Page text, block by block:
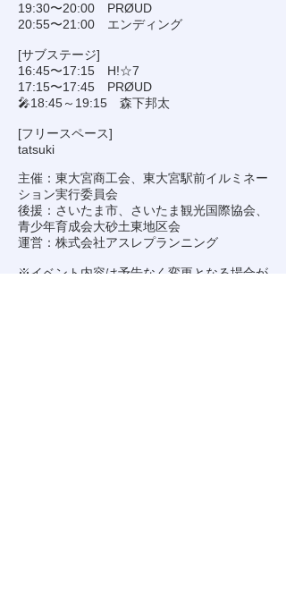
19:30〜20:00 PRØUD
20:55〜21:00 エンディング
[サブステージ]
16:45〜17:15 H!☆7
17:15〜17:45 PRØUD
🎤18:45～19:15 森下邦太
[フリースペース]
tatsuki
主催：東大宮商工会、東大宮駅前イルミネー
ション実行委員会
後援：さいたま市、さいたま観光国際協会、
青少年育成会大砂土東地区会
運営：株式会社アスレプランニング
※イベント内容は予告なく変更となる場合が